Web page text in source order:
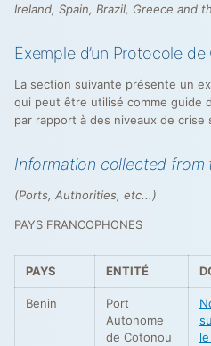
Ireland, Spain, Brazil, Greece and
Exemple d’un Protocole de
La section suivante présente un
qui peut être utilisé comme guide
par rapport à des niveaux de
Information collected from
(Ports, Authorities, etc...)
PAYS FRANCOPHONES
PAYS ENTITÉ
Benin
Port
Autonome
de Cotonou